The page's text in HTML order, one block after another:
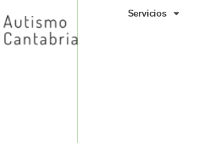
Servicios